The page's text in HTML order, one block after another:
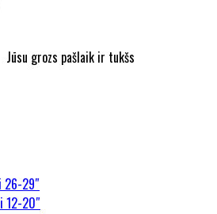
Jūsu grozs pašlaik ir tukšs
26-29″
12-20″